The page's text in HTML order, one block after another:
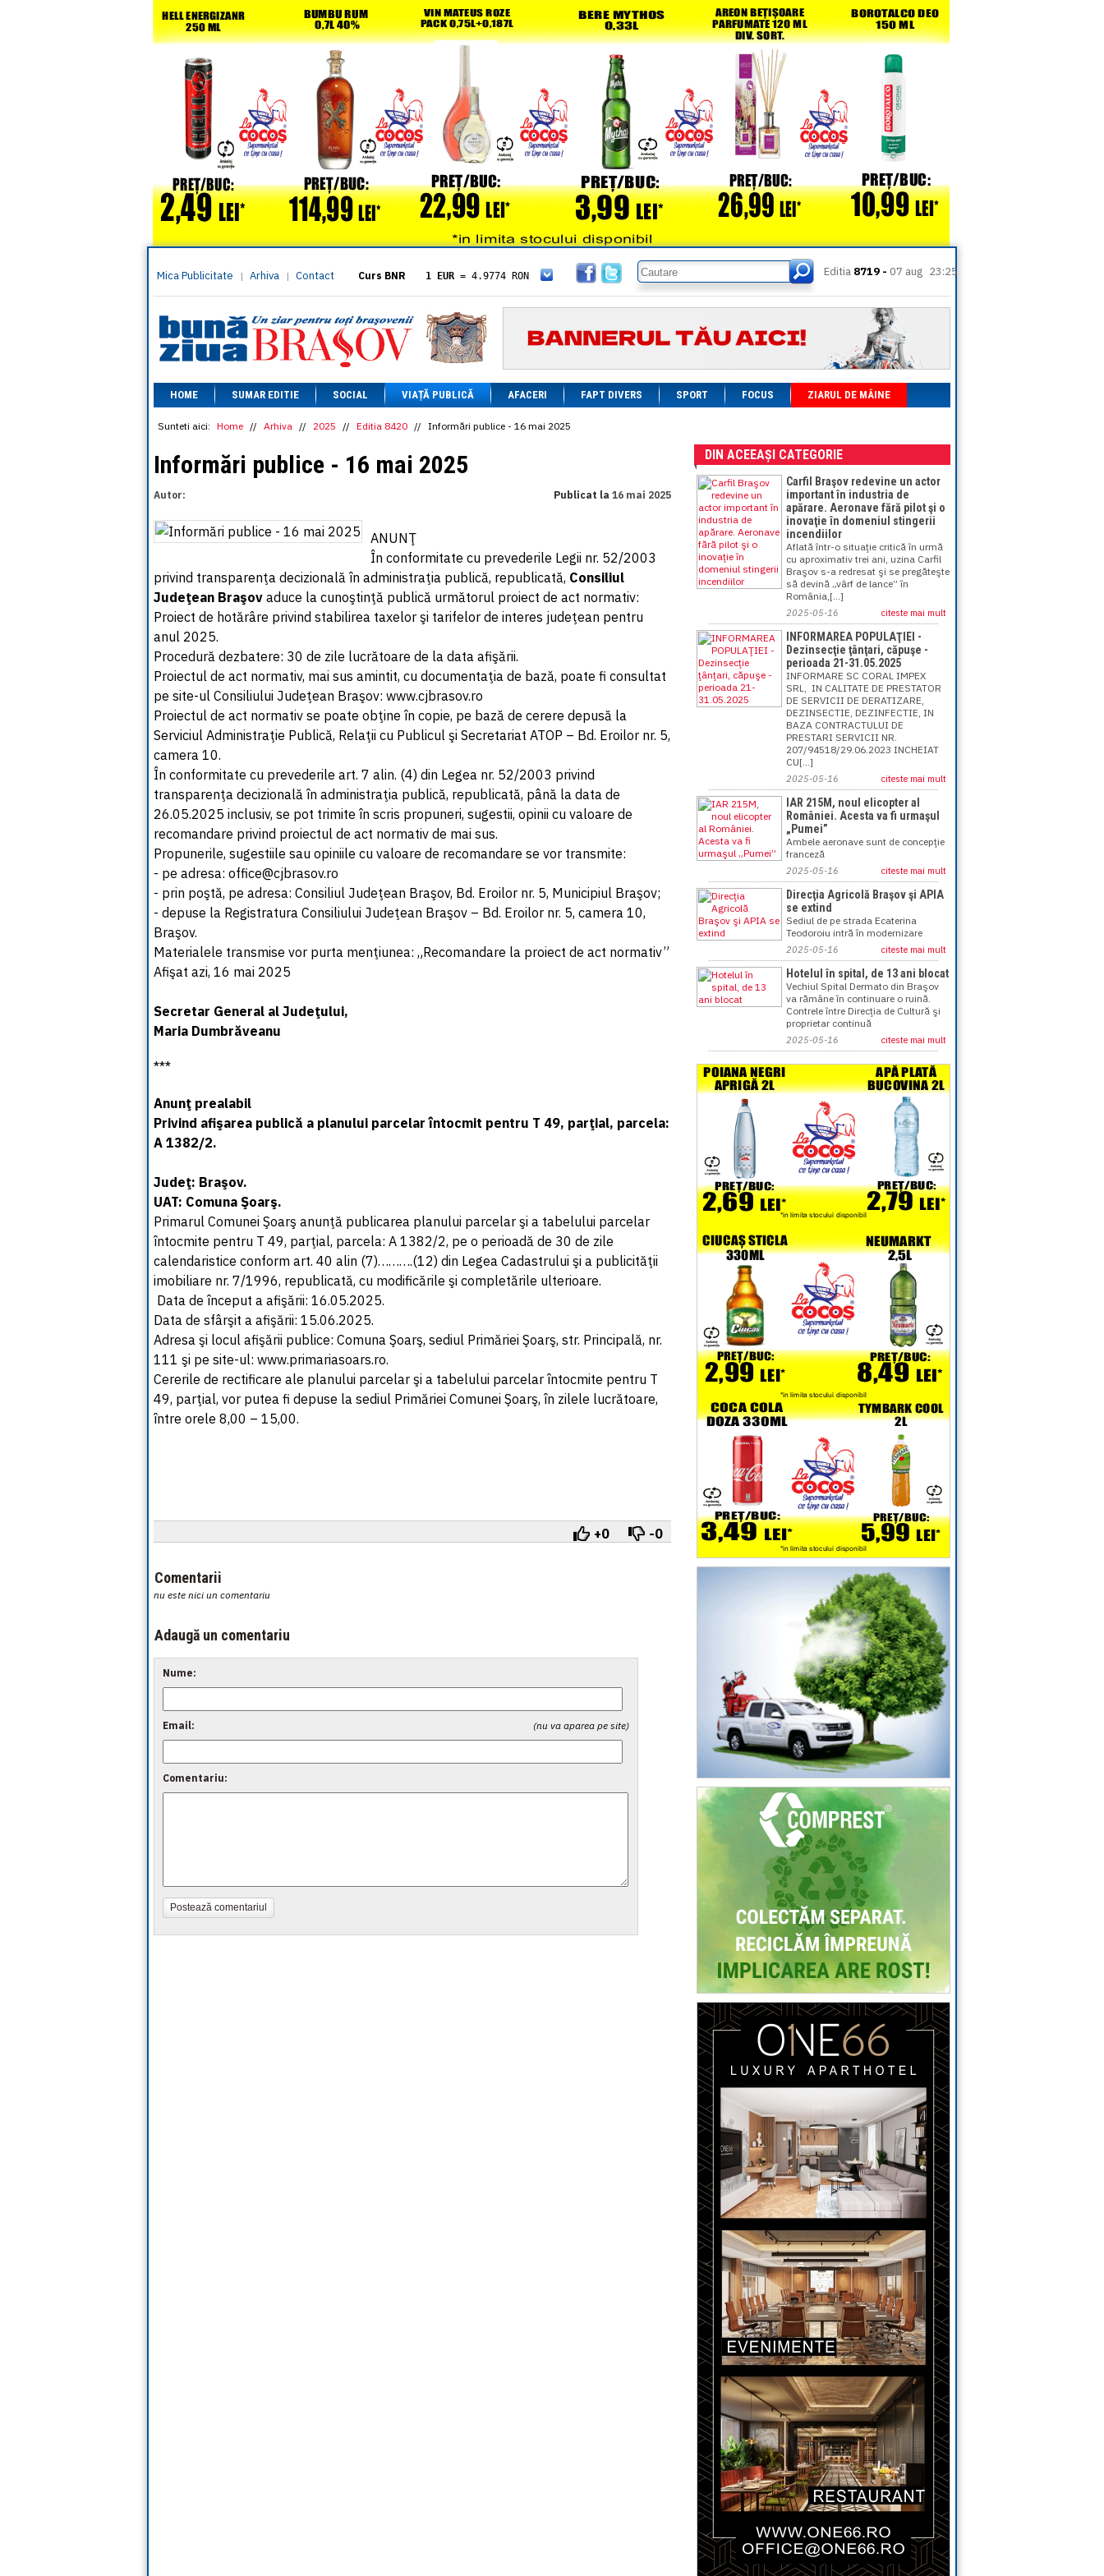
Mica Publicitate | Arhiva | Contact Curs BNR 1 EUR = 4.9774 RON
= 5.8304 RON
1 XAU= 464.4611 RON
1 AED= 1.1933 RON
1 AUD= 2.7957 RON
1 BGN= 2.5449 RON
1 CAD= 3.1559 RON
1 CHF= 5.2813 RON
1 CNY= 0.6015 RON
1 DKK = 0.6668 RON
1 EGP= 0.0860 RON
1 MXN= 0.2227 RON
1 NOK
= 0.4191 RON
1 NZD
= 2.6097 RON
1 PLN= 1.1646 RON
1 RSD= 0.0425 RON
1 TRY= 0.1141 RON
1 UAH= 0.1048 RON
1 XDR
1 ZAR
Editia 8719 - 07 aug 23:25
HOME SUMAR EDITIE SOCIAL VIAȚĂ PUBLICĂ AFACERI FAPT DIVERS SPORT FOCUS ZIARUL DE MÂINE
Sunteti aici: Home // Arhiva // 2025 // Editia 8420 // Informări publice - 16 mai 2025
Informări publice - 16 mai 2025
Autor: Publicat la 16 mai 2025
ANUNŢ
În conformitate cu prevederile Legii nr. 52/2003
privind transparenţa decizională în administraţia publică, republicată, Consiliul
Judeţean Braşov aduce la cunoştinţă publică următorul proiect de act normativ:
Proiect de hotărâre privind stabilirea taxelor şi tarifelor de interes judeţean pentru
anul 2025.
Procedură dezbatere: 30 de zile lucrătoare de la data afişării.
Proiectul de act normativ, mai sus amintit, cu documentaţia de bază, poate fi consultat
pe site-ul Consiliului Judeţean Braşov: www.cjbrasov.ro
Proiectul de act normativ se poate obţine în copie, pe bază de cerere depusă la
Serviciul Administraţie Publică, Relaţii cu Publicul şi Secretariat ATOP – Bd. Eroilor nr. 5,
camera 10.
În conformitate cu prevederile art. 7 alin. (4) din Legea nr. 52/2003 privind
transparenţa decizională în administraţia publică, republicată, până la data de
26.05.2025 inclusiv, se pot trimite în scris propuneri, sugestii, opinii cu valoare de
recomandare privind proiectul de act normativ de mai sus.
Propunerile, sugestiile sau opiniile cu valoare de recomandare se vor transmite:
- pe adresa: office@cjbrasov.ro
- prin poştă, pe adresa: Consiliul Judeţean Braşov, Bd. Eroilor nr. 5, Municipiul Braşov;
- depuse la Registratura Consiliului Judeţean Braşov – Bd. Eroilor nr. 5, camera 10,
Braşov.
Materialele transmise vor purta menţiunea: „Recomandare la proiect de act normativ”
Afişat azi, 16 mai 2025
Secretar General al Judeţului,
Maria Dumbrăveanu
***
Anunţ prealabil
Privind afişarea publică a planului parcelar întocmit pentru T 49, parţial, parcela:
A 1382/2.
Judeţ: Braşov.
UAT: Comuna Şoarş.
Primarul Comunei Şoarş anunţă publicarea planului parcelar şi a tabelului parcelar
întocmite pentru T 49, parţial, parcela: A 1382/2, pe o perioadă de 30 de zile
calendaristice conform art. 40 alin (7)……….(12) din Legea Cadastrului şi a publicităţii
imobiliare nr. 7/1996, republicată, cu modificările şi completările ulterioare.
Data de început a afişării: 16.05.2025.
Data de sfârşit a afişării: 15.06.2025.
Adresa şi locul afişării publice: Comuna Şoarş, sediul Primăriei Şoarş, str. Principală, nr.
111 şi pe site-ul: www.primariasoars.ro.
Cererile de rectificare ale planului parcelar şi a tabelului parcelar întocmite pentru T
49, parţial, vor putea fi depuse la sediul Primăriei Comunei Şoarş, în zilele lucrătoare,
între orele 8,00 – 15,00.
+0 -0
Comentarii
nu este nici un comentariu
Adaugă un comentariu
Nume:
(nu va aparea pe site)
Email:
Comentariu:
Postează comentariul
DIN ACEEAȘI CATEGORIE
Carfil Braşov redevine un actor
important în industria de
apărare. Aeronave fără pilot şi o
inovaţie în domeniul stingerii
incendiilor
Aflată într-o situaţie critică în urmă
cu aproximativ trei ani, uzina Carfil
Braşov s-a redresat şi se pregăteşte
să devină „vârf de lance” în
România,[...]
2025-05-16 citeste mai mult
INFORMAREA POPULAŢIEI -
Dezinsecţie ţânţari, căpuşe -
perioada 21-31.05.2025
INFORMARE SC CORAL IMPEX
SRL, IN CALITATE DE PRESTATOR
DE SERVICII DE DERATIZARE,
DEZINSECTIE, DEZINFECTIE, IN
BAZA CONTRACTULUI DE
PRESTARI SERVICII NR.
207/94518/29.06.2023 INCHEIAT
CU[...]
2025-05-16 citeste mai mult
IAR 215M, noul elicopter al
României. Acesta va fi urmaşul
„Pumei”
Ambele aeronave sunt de concepţie
franceză
2025-05-16 citeste mai mult
Direcţia Agricolă Braşov şi APIA
se extind
Sediul de pe strada Ecaterina
Teodoroiu intră în modernizare
2025-05-16 citeste mai mult
Hotelul în spital, de 13 ani blocat
Vechiul Spital Dermato din Braşov
va rămâne în continuare o ruină.
Contrele între Direcţia de Cultură şi
proprietar continuă
2025-05-16 citeste mai mult